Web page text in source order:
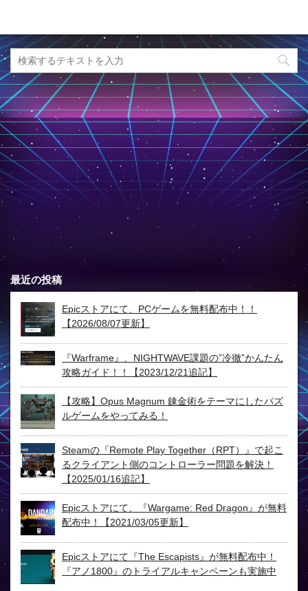
最近の投稿
Epicストアにて、PCゲームを無料配布中！！
【2026/08/07更新】
『Warframe』、NIGHTWAVE課題の”冷徹”かんたん
攻略ガイド！！【2023/12/21追記】
【攻略】Opus Magnum 錬金術をテーマにしたパズ
ルゲームをやってみる！
Steamの『Remote Play Together（RPT）』で起こ
るクライアント側のコントローラー問題を解決！
【2025/01/16追記】
Epicストアにて、『Wargame: Red Dragon』が無料
配布中！【2021/03/05更新】
Epicストアにて『The Escapists』が無料配布中！
『アノ1800』のトライアルキャンペーンも実施中